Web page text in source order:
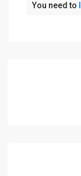
You need to